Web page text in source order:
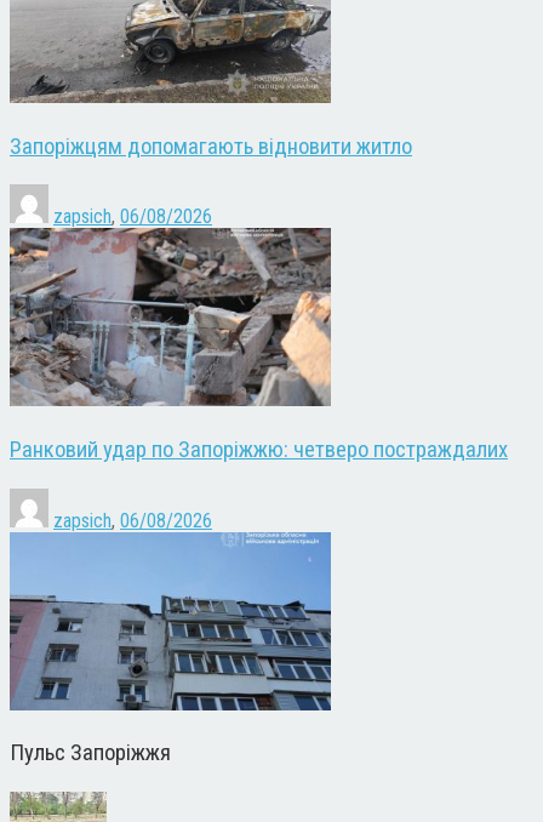
Запоріжцям допомагають відновити житло
zapsich, 06/08/2026
Ранковий удар по Запоріжжю: четверо постраждалих
zapsich, 06/08/2026
Пульс Запоріжжя